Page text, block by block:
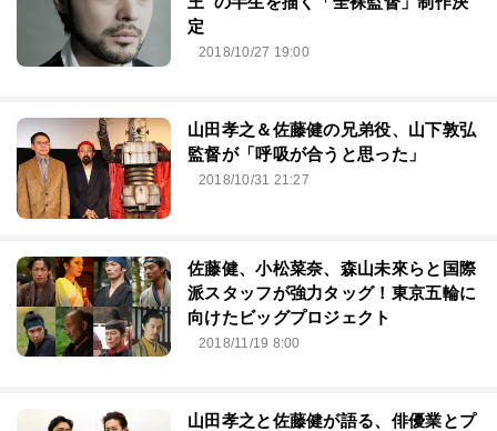
定
2018/10/27 19:00
山田孝之＆佐藤健の兄弟役、山下敦弘
監督が「呼吸が合うと思った」
2018/10/31 21:27
佐藤健、小松菜奈、森山未來らと国際
派スタッフが強力タッグ！東京五輪に
向けたビッグプロジェクト
2018/11/19 8:00
山田孝之と佐藤健が語る、俳優業とプ